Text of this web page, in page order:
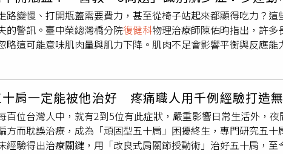
尚不算大，但王醫師指出，其結論與許多醫學文獻不謀而合；
禍首。最後王醫師呼籲，民眾與其恐懼某個特定動作會傷害脊椎
出是長期累積的過程，才能以正確的心態面對治療與復健。
宏輝（左1）和筑波大學教授山海嘉之（右二）私交甚篤，2025
）親自簽立，此計劃還登上日媒《日經新聞》報導，讓校方頗
雲林分院，是國內腦神經研究權威，自台大醫院退休後，受邀至
學外骨骼機器人專家山海嘉之教授頗有私交，促成台日醫療合
證下，輔大與筑波大學、山海嘉之創立的Cyberdyne株式會社
合作MOU，計畫引進當今醫療用外骨骼翹楚「HAL機器人」，打
，此計劃還登上日媒《日經新聞》報導，讓校方頗以為傲。輔大
前往筑波大學學習HAL機器人設備操作，返台後校方卻不支付同
著理工學院院長王元凱、附設醫院神經科主任與主治醫師、復
認真學習HAL機器人設備操作、談妥免費借用設備的關鍵時刻，
路變慢、打開瓶蓋需要費力，甚至從椅子站起來都顯得吃力？
的警訊。臺中榮總灣橋分院復健科物理治療師陳佑昀指出，許
略這可能意味肌肉量與肌力下降。肌肉不足會影響平衡與反應能
力流失。肌少症不僅影響平衡與反應力 也可能造成血糖心臟負
、慢性疾病控制不佳、營養不足及長期缺乏運動，如果不及早
疫力下降，容易生病、住院或受傷後恢復慢，生活自理能力也可
因為肌肉量不足會讓血糖更難穩定、心臟負擔增加，身體狀態也
積極運動與均衡飲食，是維持生活能力、健康與日常活力的重要
標陳佑昀治療師分享，國際常用「SARC-F問卷」，透過手部
是否感到不穩，以及近期是否跌倒等五項日常功能檢視，加總分
肩一定能被他治好 疼痛職人用千例經驗打造
百位台灣人中，就有2到5位有此症狀，嚴重影響日常生活外，夜
方而耽誤治療，成為「頑固型五十肩」困擾終生，專門研究五
經驗得出治療關鍵，用「改良式肩關節授動術」治好五十肩，